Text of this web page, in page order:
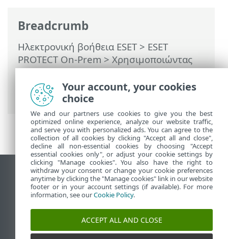
Breadcrumb
Ηλεκτρονική βοήθεια ESET> ESET
PROTECT On-Prem>Χρησιμοποιώντας
το ESET PROTECT On-Prem>ESET
PROTECT On-Prem Κύριο μενού >
Ειδοποιήσεις
Προβολή ιστότοπου επιφάνειας εργασίας
End of Life
Γνωσιακή βάση ESET
Ομάδα συζήτησης ESET
ESET Status Portal
Your account, your cookies
choice
We and our partners use cookies to give you the best
optimized online experience, analyze our website traffic,
and serve you with personalized ads. You can agree to the
collection of all cookies by clicking "Accept all and close",
decline all non-essential cookies by choosing "Accept
essential cookies only", or adjust your cookie settings by
clicking "Manage cookies". You also have the right to
withdraw your consent or change your cookie preferences
anytime by clicking the "Manage cookies" link in our website
footer or in your account settings (if available). For more
information, see ourCookie Policy.
ACCEPT ALL AND CLOSE